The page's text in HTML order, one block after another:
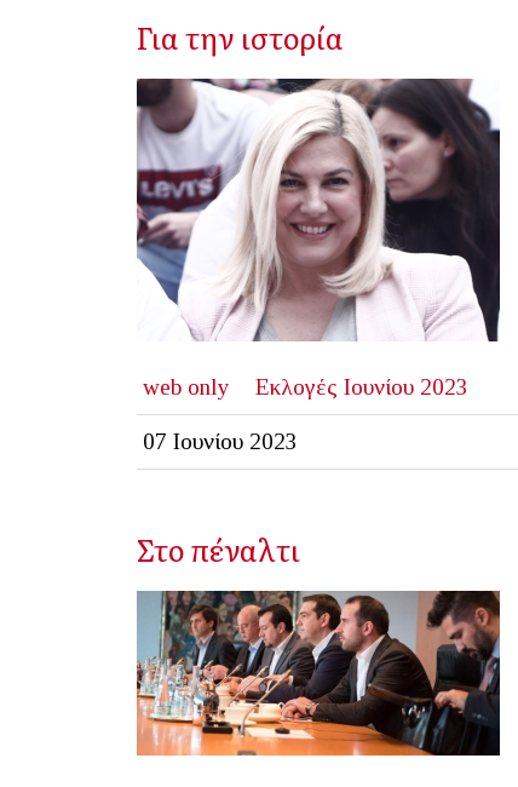
Για την ιστορία
web only Εκλογές Ιουνίου 2023
07 Ιουνίου 2023
Στο πέναλτι